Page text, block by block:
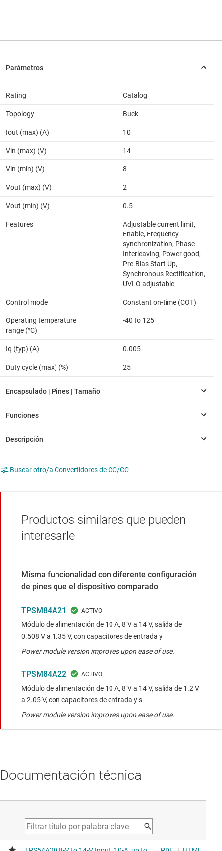
Rating Catalog
Topology Buck
Iout (max) (A) 10
Vin (max) (V) 14
Vin (min) (V) 8
Vout (max) (V) 2
Vout (min) (V) 0.5
Features
Adjustable current limit,
Enable, Frequency
synchronization, Phase
Interleaving, Power good,
Pre-Bias Start-Up,
Synchronous Rectification,
UVLO adjustable
Control mode Constant on-time (COT)
Operating temperature
range (°C)
-40 to 125
Iq (typ) (A) 0.005
Duty cycle (max) (%) 25
Buscar otro/a Convertidores de CC/CC
Productos similares que pueden
interesarle
Misma funcionalidad con diferente configuración
de pines que el dispositivo comparado
TPSM84A21
Módulo de alimentación de 10 A, 8 V a 14 V, salida de
0.508 V a 1.35 V, con capacitores de entrada y
Power module version improves upon ease of use.
TPSM84A22
Módulo de alimentación de 10 A, 8 V a 14 V, salida de 1.2 V
a 2.05 V, con capacitores de entrada y s
Power module version improves upon ease of use.
Documentación técnica